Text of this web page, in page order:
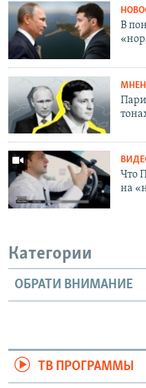
В
Что
на
Категории
ОБРАТИ ВНИМАНИЕ
ТВ ПРОГРАММЫ